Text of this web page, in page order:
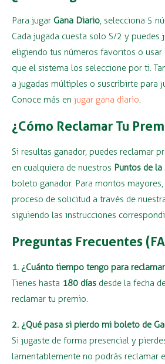
Para jugar Gana Diario, selecciona 5
Cada jugada cuesta solo S/2 y puedes
eligiendo tus números favoritos o usar
que el sistema los seleccione por ti.
a jugadas múltiples o suscribirte para
Conoce más en jugar gana diario.
¿Cómo Reclamar Tu
Si resultas ganador, puedes reclamar
en cualquiera de nuestros Puntos de la
boleto ganador. Para montos
proceso de solicitud a través de
siguiendo las instrucciones
Preguntas Frecuentes
1. ¿Cuánto tiempo tengo para
Tienes hasta 180 días desde la fecha
reclamar tu premio.
2. ¿Qué pasa si pierdo mi boleto de
Si jugaste de forma presencial y
lamentablemente no podrás reclamar